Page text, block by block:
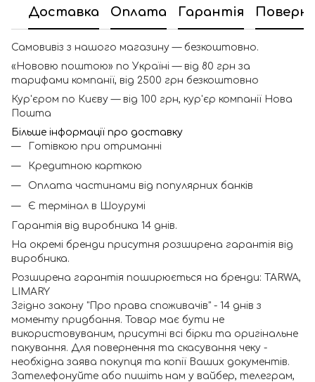
Доставка Оплата Гарантія
Самовивіз з нашого магазину — безкоштовно.
«Нововю поштою» по Україні — від 80 грн за
тарифами компанії, від 2500 грн безкоштовно
Кур'єром по Києву — від 100 грн, кур'єр компанії Нова
Пошта
Більше інформації про доставку
Готівкою при отриманні
Кредитною карткою
Оплата частинами від популярних банків
Є термінал в Шоурумі
Гарантія від виробника 14 днів.
На окремі бренди присутня розширена гарантія від
виробника.
Розширена гарантія поширюється на бренди: TARWA,
LIMARY
Згідно закону "Про права споживачів" - 14 днів з
моменту придбання. Товар має бути не
використовуваним, присутні всі бірки та оригінальне
пакування. Для повернення та скасування чеку -
необхідна заява покупця та копії Ваших документів.
Зателефонуйте або пишіть нам у вайбер, телеграм,